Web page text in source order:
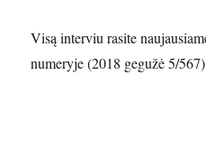
Visą interviu rasite
numeryje (2018 gegužė 5/